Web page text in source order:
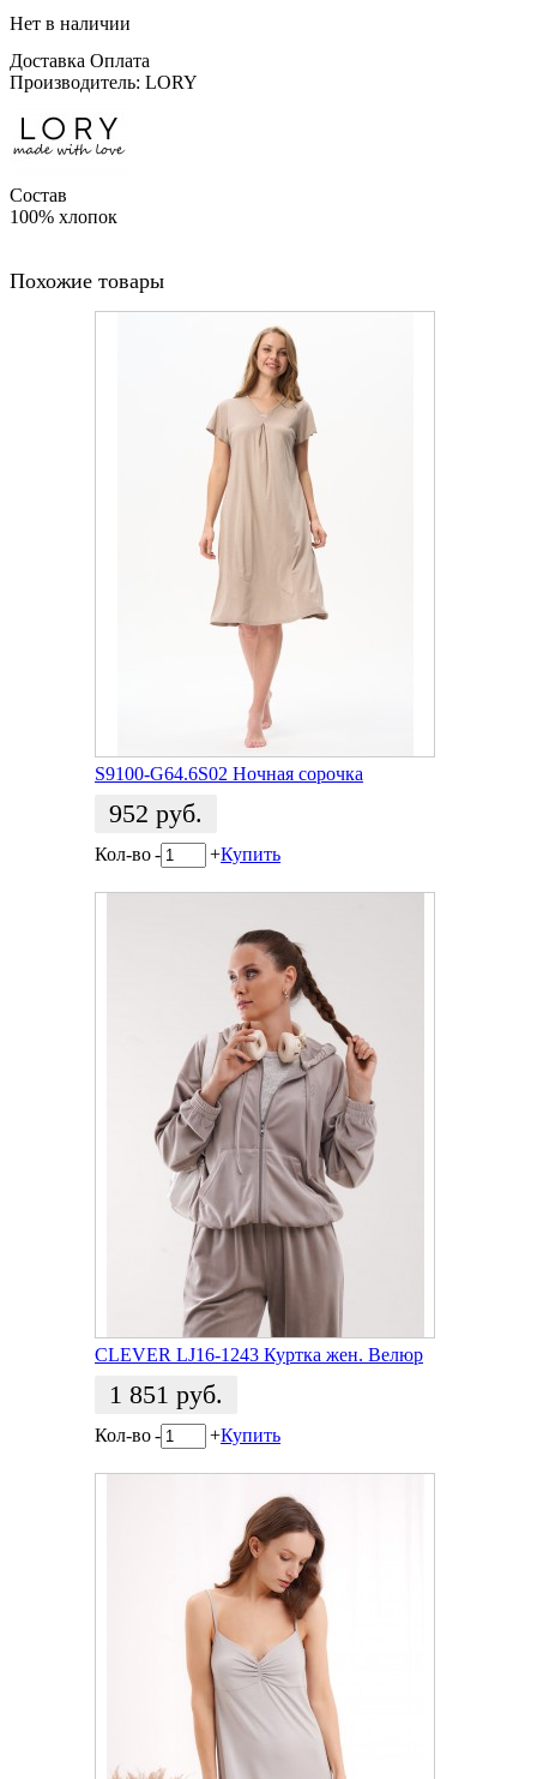
Нет в наличии
Доставка Оплата
Производитель: LORY
Состав
100% хлопок
Похожие товары
S9100-G64.6S02 Ночная сорочка
952 руб.
Кол-во- +Купить
CLEVER LJ16-1243 Куртка жен. Велюр
1 851 руб.
Кол-во- +Купить